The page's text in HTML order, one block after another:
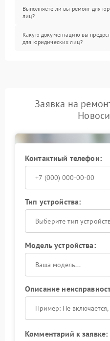
Выполняете ли вы ремонт для
лиц?
Какую документацию вы
для юридических лиц?
Заявка на
Контактный телефон:
Тип устройства:
Выберите тип
Модель устройства:
Описание
Комментарий к заявке: